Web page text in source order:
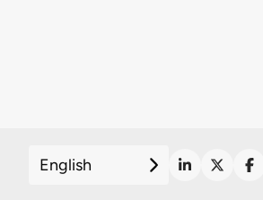
English